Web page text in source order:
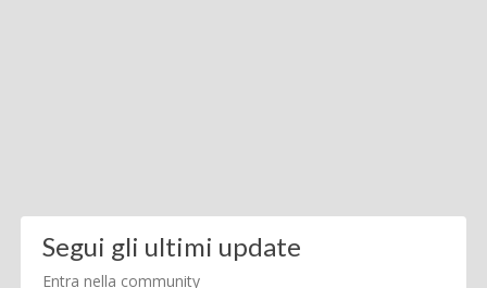
Segui gli ultimi update
Entra nella community